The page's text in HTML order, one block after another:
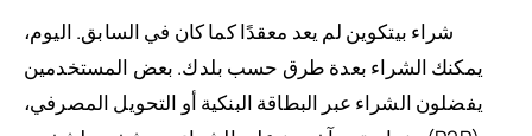
شراء بيتكوين لم يعد معقدًا كما كان في السابق. اليوم،
يمكنك الشراء بعدة طرق حسب بلدك. بعض المستخدمين
يفضلون الشراء عبر البطاقة البنكية أو التحويل المصرفي،